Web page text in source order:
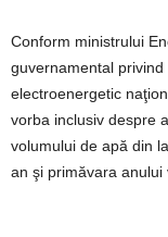
Conform ministrului
guvernamental
electroenergetic
vorba inclusiv despre
volumului de apă din
an şi primăvara anului